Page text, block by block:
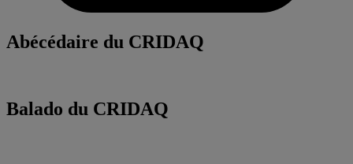
Abécédaire du CRIDAQ
Balado du CRIDAQ